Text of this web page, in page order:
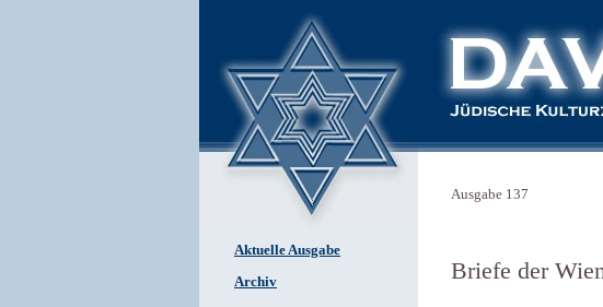
Aktuelle Ausgabe
Archiv
Ausgabe 137
Briefe der